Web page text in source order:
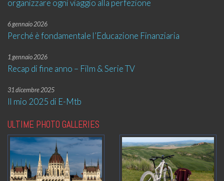
organizzare ogni viaggio alla perfezione
6 gennaio 2026
Perché è fondamentale l’Educazione Finanziaria
1 gennaio 2026
Recap di fine anno – Film & Serie TV
31 dicembre 2025
Il mio 2025 di E-Mtb
ULTIME PHOTO GALLERIES